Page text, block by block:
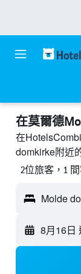
在莫爾德
在
domkirke附近
2位旅客，1
Molde
8月16日